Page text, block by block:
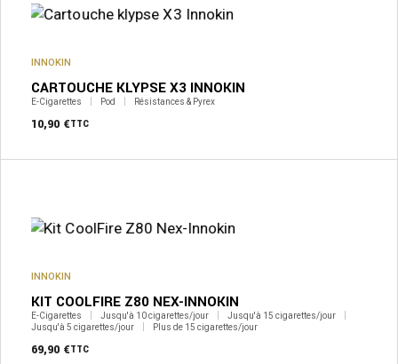
INNOKIN
CARTOUCHE KLYPSE X3 INNOKIN
E-Cigarettes Pod Résistances & Pyrex
10,90 €TTC
INNOKIN
KIT COOLFIRE Z80 NEX-INNOKIN
E-Cigarettes Jusqu'à 10 cigarettes/jour
Jusqu'à 15 cigarettes/jour
Jusqu'à 5 cigarettes/jour
Plus de 15 cigarettes/jour
69,90 €TTC